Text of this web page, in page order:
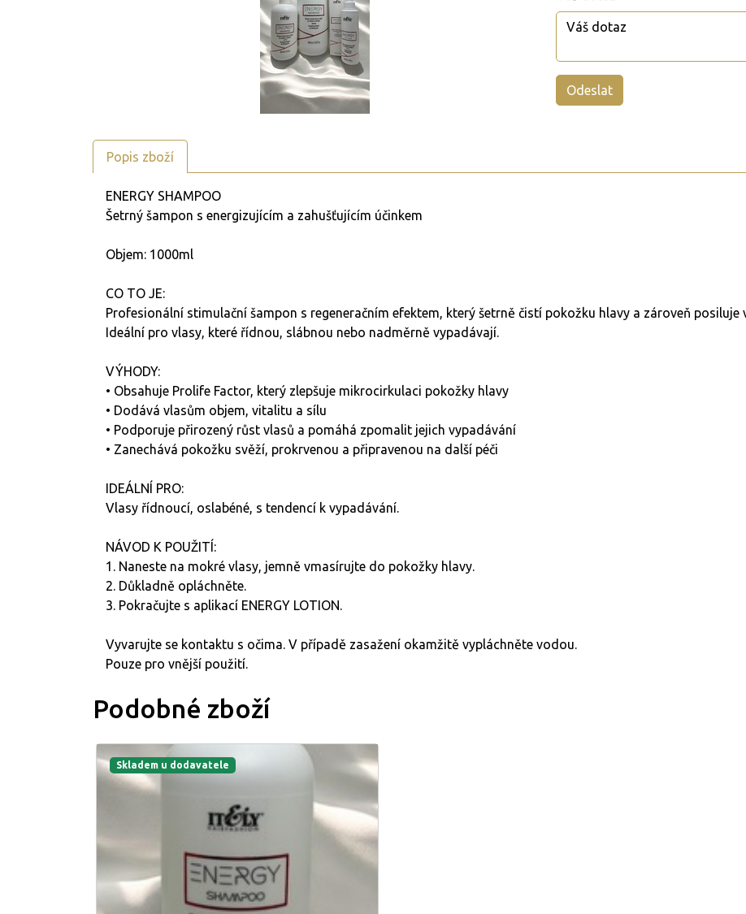
Popis zboží
ENERGY SHAMPOO
Šetrný šampon s energizujícím a zahušťujícím účinkem
Objem: 1000ml
CO TO JE:
Profesionální stimulační šampon s regeneračním efektem, který šetrně čistí pokožku hlavy a zároveň posiluje
Ideální pro vlasy, které řídnou, slábnou nebo nadměrně vypadávají.
VÝHODY:
• Obsahuje Prolife Factor, který zlepšuje mikrocirkulaci pokožky hlavy
• Dodává vlasům objem, vitalitu a sílu
• Podporuje přirozený růst vlasů a pomáhá zpomalit jejich vypadávání
• Zanechává pokožku svěží, prokrvenou a připravenou na další péči
IDEÁLNÍ PRO:
Vlasy řídnoucí, oslabéné, s tendencí k vypadávání.
NÁVOD K POUŽITÍ:
1. Naneste na mokré vlasy, jemně vmasírujte do pokožky hlavy.
2. Důkladně opláchněte.
3. Pokračujte s aplikací ENERGY LOTION.
Vyvarujte se kontaktu s očima. V případě zasažení okamžitě vypláchněte vodou.
Pouze pro vnější použití.
Podobné zboží
Skladem u dodavatele